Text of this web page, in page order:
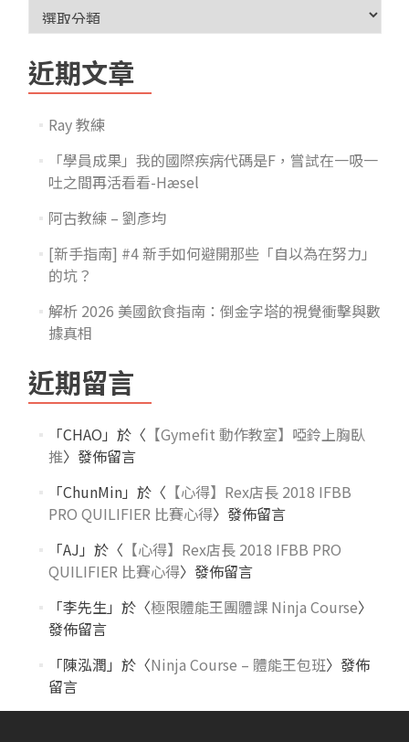
近期文章
Ray 教練
「學員成果」我的國際疾病代碼是F，嘗試在一吸一
吐之間再活看看-Hæsel
阿古教練 – 劉彥均
[新手指南] #4 新手如何避開那些「自以為在努力」
的坑？
解析 2026 美國飲食指南：倒金字塔的視覺衝擊與數
據真相
近期留言
「CHAO 」於〈 【Gymefit 動作教室】啞鈴上胸臥
推〉發佈留言
「ChunMin」於〈 【心得】Rex店長 2018 IFBB
PRO QUILIFIER 比賽心得〉發佈留言
「AJ 」於〈 【心得】Rex店長 2018 IFBB PRO
QUILIFIER 比賽心得〉發佈留言
「李先生 」於〈極限體能王團體課 Ninja Course〉
發佈留言
「陳泓潤 」於〈Ninja Course – 體能王包班〉發佈
留言